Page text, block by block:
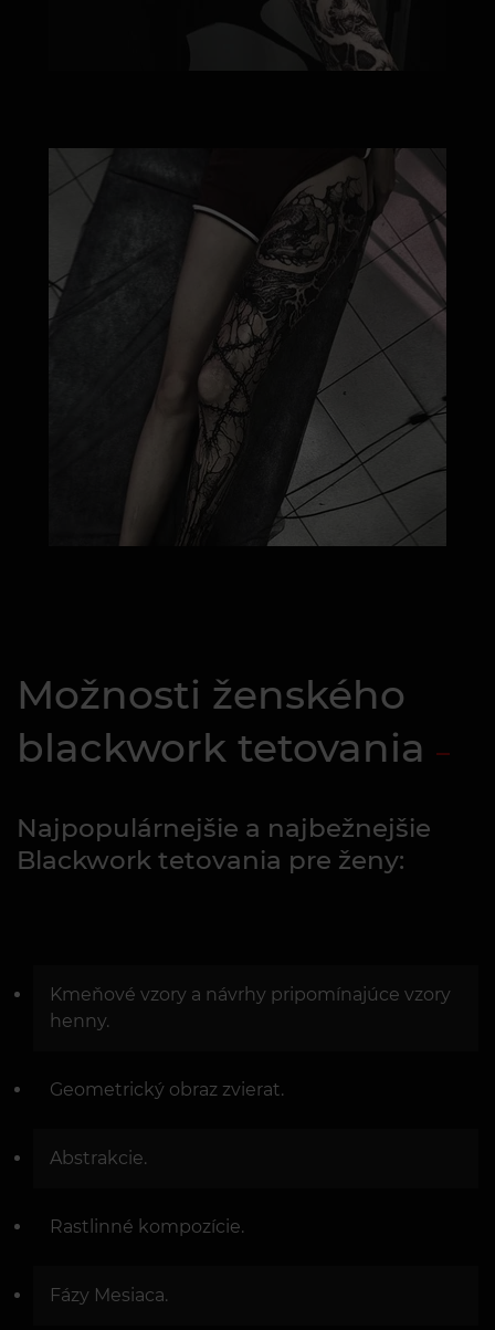
Možnosti ženského
blackwork tetovania
Najpopulárnejšie a najbežnejšie
Blackwork tetovania pre ženy:
Kmeňové vzory a návrhy pripomínajúce vzory
henny.
Geometrický obraz zvierat.
Abstrakcie.
Rastlinné kompozície.
Fázy Mesiaca.